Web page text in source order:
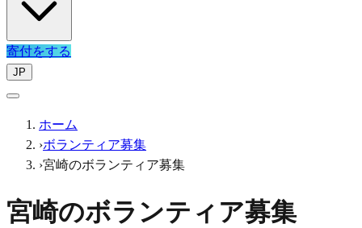
寄付をする
JP
ホーム
›ボランティア募集
›宮崎のボランティア募集
宮崎のボランティア募集